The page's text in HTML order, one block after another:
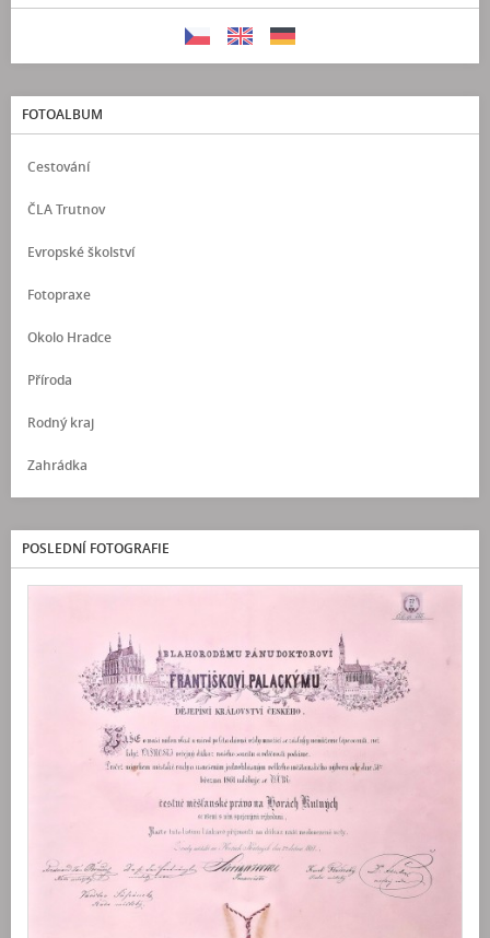
FOTOALBUM
Cestování
ČLA Trutnov
Evropské školství
Fotopraxe
Okolo Hradce
Příroda
Rodný kraj
Zahrádka
POSLEDNÍ FOTOGRAFIE